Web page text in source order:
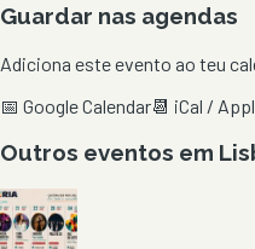
Guardar nas agendas
Adiciona este evento ao teu
📅 Google Calendar📆 iCal /
Outros eventos em